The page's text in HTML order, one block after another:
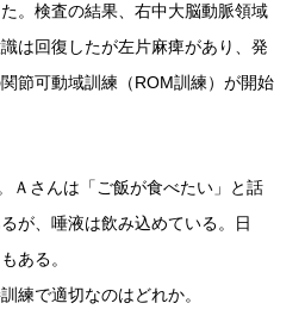
。検査の結果、右中大脳動脈領域
は回復したが左片麻痺があり、発
節可動域訓練（ROM訓練）が開始
さんは「ご飯が食べたい」と話
が、唾液は飲み込めている。日
ある。
練で適切なのはどれか。